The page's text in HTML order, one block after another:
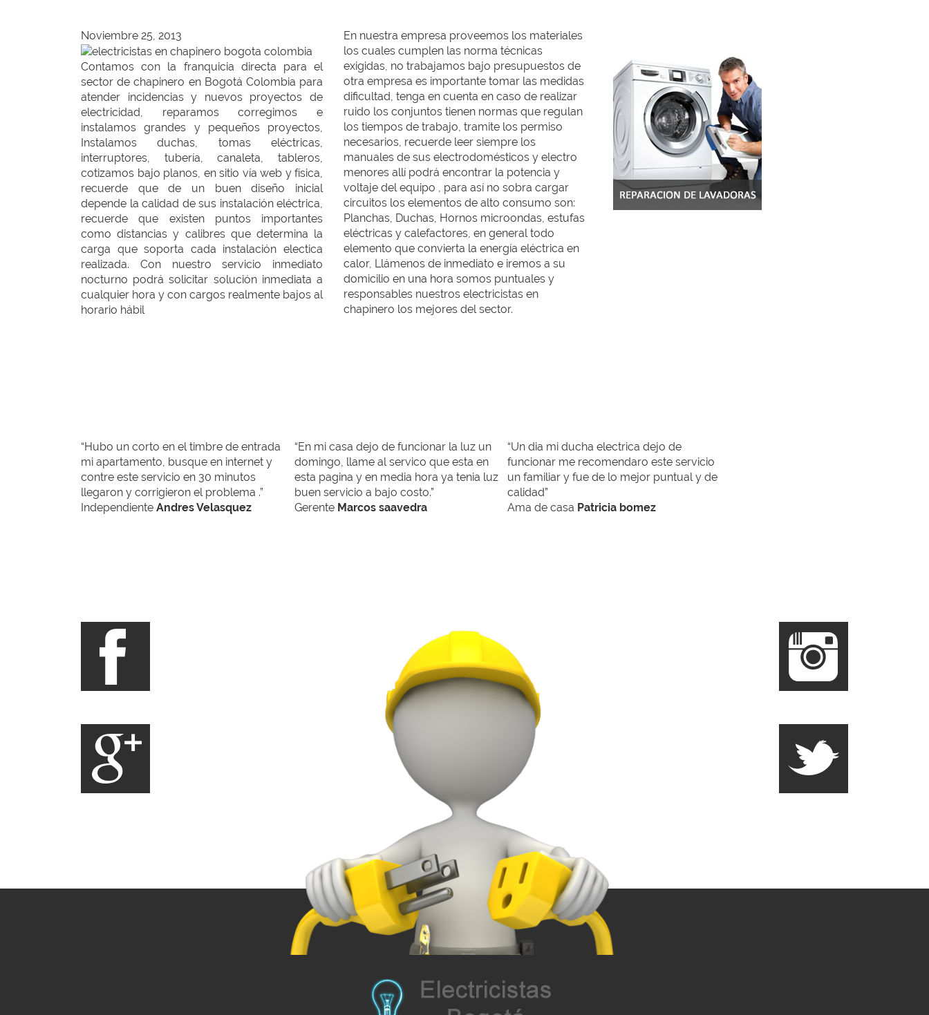
Noviembre 25, 2013
Contamos con la franquicia directa para el
sector de chapinero en Bogotá Colombia para
atender incidencias y nuevos proyectos de
electricidad, reparamos corregimos e
instalamos grandes y pequeños proyectos,
Instalamos duchas, tomas eléctricas,
interruptores, tubería, canaleta, tableros,
cotizamos bajo planos, en sitio vía web y física,
recuerde que de un buen diseño inicial
depende la calidad de sus instalación eléctrica,
recuerde que existen puntos importantes
como distancias y calibres que determina la
carga que soporta cada instalación electica
realizada. Con nuestro servicio inmediato
nocturno podrá solicitar solución inmediata a
cualquier hora y con cargos realmente bajos al
horario hábil
En nuestra empresa proveemos los materiales
los cuales cumplen las norma técnicas
exigidas, no trabajamos bajo presupuestos de
otra empresa es importante tomar las medidas
dificultad, tenga en cuenta en caso de realizar
ruido los conjuntos tienen normas que regulan
los tiempos de trabajo, tramite los permiso
necesarios, recuerde leer siempre los
manuales de sus electrodomésticos y electro
menores allí podrá encontrar la potencia y
voltaje del equipo , para así no sobra cargar
circuitos los elementos de alto consumo son:
Planchas, Duchas, Hornos microondas, estufas
eléctricas y calefactores, en general todo
elemento que convierta la energía eléctrica en
calor, Llámenos de inmediato e iremos a su
domicilio en una hora somos puntuales y
responsables nuestros electricistas en
chapinero los mejores del sector.
“Hubo un corto en el timbre de entrada
mi apartamento, busque en internet y
contre este servicio en 30 minutos
llegaron y corrigieron el problema .”
Independiente Andres Velasquez
“En mi casa dejo de funcionar la luz un
domingo, llame al servico que esta en
esta pagina y en media hora ya tenia luz
buen servicio a bajo costo.”
Gerente Marcos saavedra
“Un dia mi ducha electrica dejo de
funcionar me recomendaro este servicio
un familiar y fue de lo mejor puntual y de
calidad”
Ama de casa Patricia bomez